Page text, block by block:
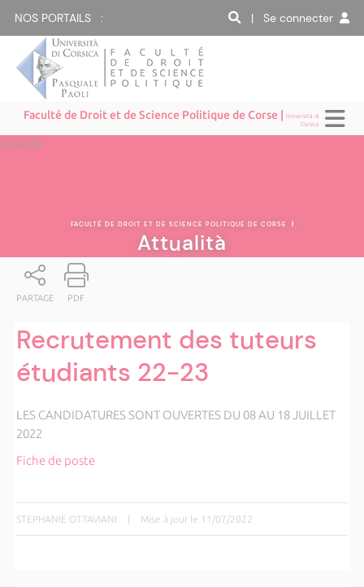
NOS PORTAILS : | Se connecter
Faculté de Droit et de Science Politique de Corse |Università di
Corsica
Attualità
FACULTÉ DE DROIT ET DE SCIENCE POLITIQUE DE CORSE |
Attualità
PARTAGE PDF
Recrutement des tuteurs
étudiants 22-23
LES CANDIDATURES SONT OUVERTES DU 08 AU 18 JUILLET
2022
Fiche de poste
STEPHANIE OTTAVIANI | Mise à jour le 11/07/2022